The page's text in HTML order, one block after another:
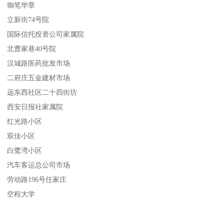
御笔华章
立新街74号院
国际信托投资公司家属院
北曹家巷40号院
汉城路医药批发市场
二府庄五金建材市场
远东西社区二十四街坊
西安日报社家属院
红光路小区
双佳小区
白鹭湾小区
汽车客运总公司市场
劳动路196号任家庄
空程大学